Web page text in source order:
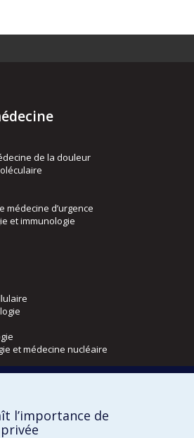
de la douleur
médecine d’urgence
et immunologie
et médecine nucléaire
de l’activité physique
l’importance de